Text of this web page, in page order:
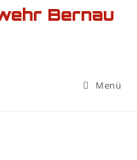
Bernau
Menü